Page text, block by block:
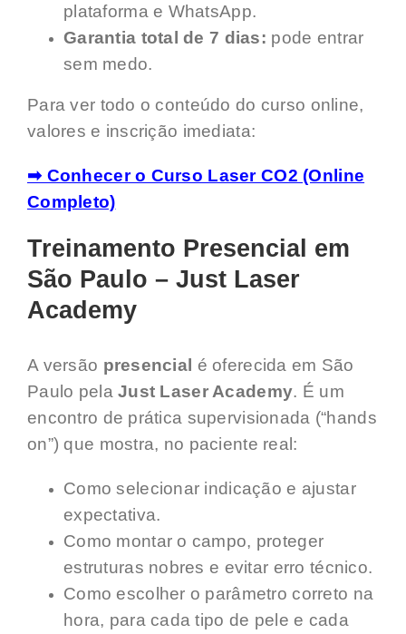
plataforma e WhatsApp.
Garantia total de 7 dias: pode entrar
sem medo.
Para ver todo o conteúdo do curso online,
valores e inscrição imediata:
➡ Conhecer o Curso Laser CO2 (Online
Completo)
Treinamento Presencial em
São Paulo – Just Laser
Academy
A versão presencial é oferecida em São
Paulo pelaJust Laser Academy. É um
encontro de prática supervisionada (“hands
on”) que mostra, no paciente real:
Como selecionar indicação e ajustar
expectativa.
Como montar o campo, proteger
estruturas nobres e evitar erro técnico.
Como escolher o parâmetro correto na
hora, para cada tipo de pele e cada